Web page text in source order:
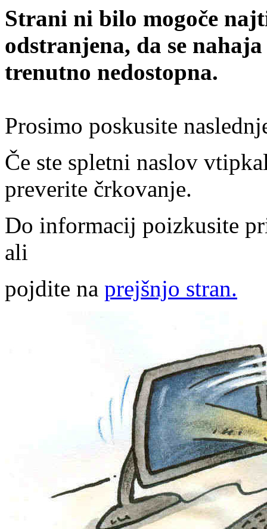
Strani ni bilo mogoče
odstranjena, da se
trenutno nedostopna.
Prosimo poskusite
Če ste spletni naslov
preverite črkovanje.
Do informacij poizkusite
ali
pojdite na prejšnjo stran.